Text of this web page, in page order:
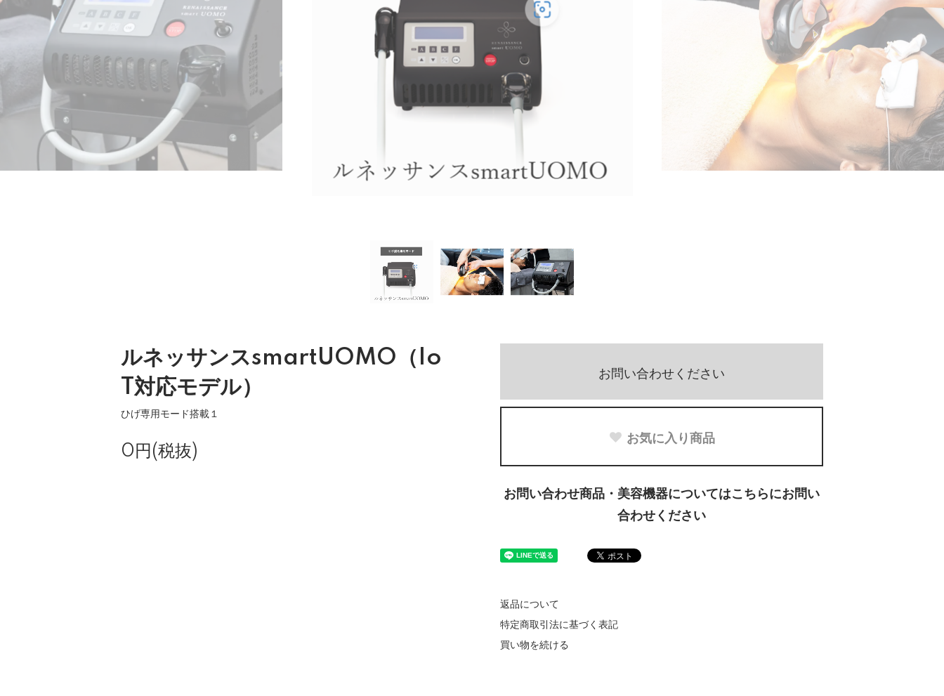
ルネッサンスsmartUOMO（Io
T対応モデル）
ひげ専用モード搭載１
0円(税抜)
お問い合わせください
お気に入り商品
お問い合わせ商品・美容機器についてはこちらにお問い
合わせください
返品について
特定商取引法に基づく表記
買い物を続ける